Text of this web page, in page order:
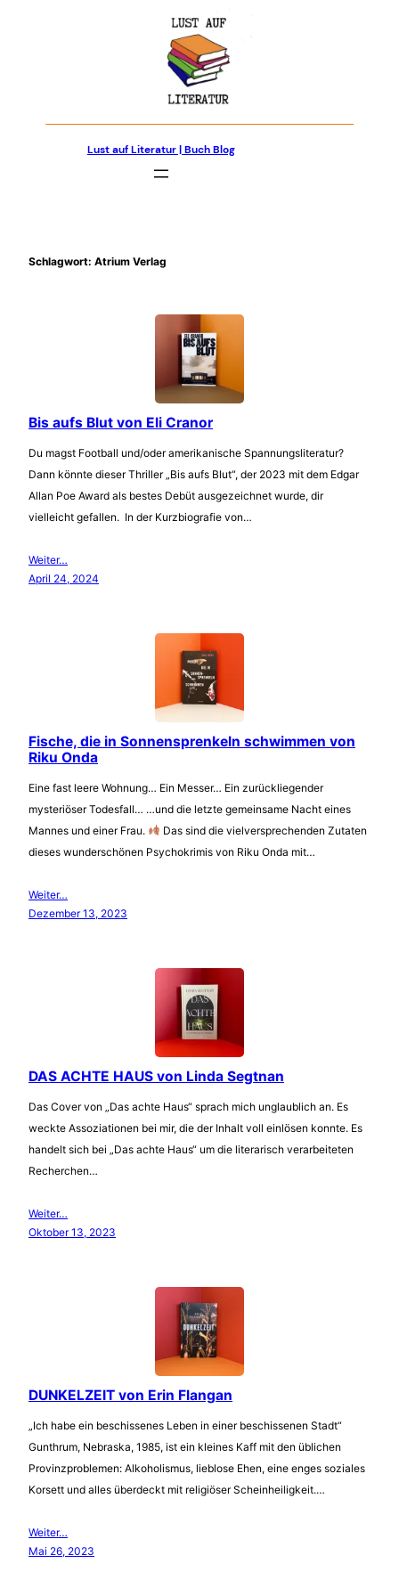
Lust auf Literatur | Buch Blog
Schlagwort: Atrium Verlag
Bis aufs Blut von Eli Cranor
Du magst Football und/oder amerikanische Spannungsliteratur?
Dann könnte dieser Thriller „Bis aufs Blut“, der 2023 mit dem Edgar
Allan Poe Award als bestes Debüt ausgezeichnet wurde, dir
vielleicht gefallen. In der Kurzbiografie von…
Weiter…
April 24, 2024
Fische, die in Sonnensprenkeln schwimmen von
Riku Onda
Eine fast leere Wohnung… Ein Messer… Ein zurückliegender
mysteriöser Todesfall… …und die letzte gemeinsame Nacht eines
Mannes und einer Frau.
Das sind die vielversprechenden Zutaten
dieses wunderschönen Psychokrimis von Riku Onda mit…
Weiter…
Dezember 13, 2023
DAS ACHTE HAUS von Linda Segtnan
Das Cover von „Das achte Haus“ sprach mich unglaublich an. Es
weckte Assoziationen bei mir, die der Inhalt voll einlösen konnte. Es
handelt sich bei „Das achte Haus“ um die literarisch verarbeiteten
Recherchen…
Weiter…
Oktober 13, 2023
DUNKELZEIT von Erin Flangan
„Ich habe ein beschissenes Leben in einer beschissenen Stadt“
Gunthrum, Nebraska, 1985, ist ein kleines Kaff mit den üblichen
Provinzproblemen: Alkoholismus, lieblose Ehen, eine enges soziales
Korsett und alles überdeckt mit religiöser Scheinheiligkeit.…
Weiter…
Mai 26, 2023